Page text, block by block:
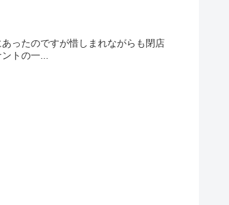
ったのですが惜しまれながらも閉店
トの一...